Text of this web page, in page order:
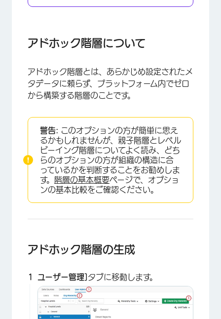
アドホック階層について
アドホック階層とは、あらかじめ設定されたメ
タデータに頼らず、プラットフォーム内でゼロ
から構築する階層のことです。
警告: このオプションの方が簡単に思え
るかもしれませんが、親子階層とレベル
ビーイング階層についてよく読み、どち
らのオプションの方が組織の構造に合
っているかを判断することをお勧めしま
す。
階層の基本概要ページで、オプショ
ンの基本比較をご確認ください。
アドホック階層の生成
ユーザー管理] タブに移動します。